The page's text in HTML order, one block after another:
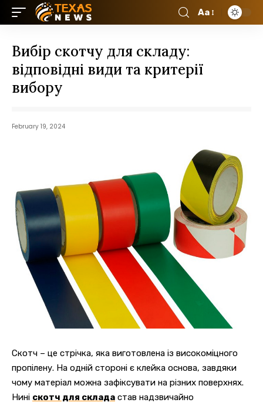
Aa
Вибір скотчу для складу:
відповідні види та критерії
вибору
February 19, 2024
Скотч – це стрічка, яка виготовлена із високоміцного
пропілену. На одній стороні є клейка основа, завдяки
чому матеріал можна зафіксувати на різних поверхнях.
Нині скотч для склада став надзвичайно